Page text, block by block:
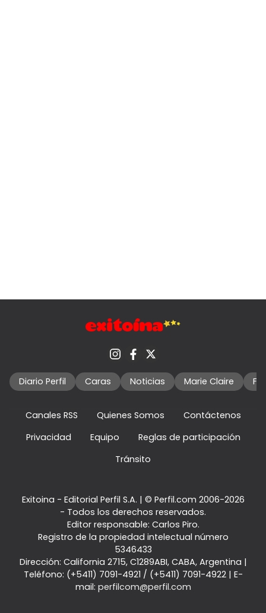
Diario Perfil Caras Noticias Marie Claire
Canales RSS Quienes Somos
Contáctenos
Privacidad
Equipo
Reglas de participación
Tránsito
Exitoina - Editorial Perfil S.A. | © Perfil.com 2006-2026
- Todos los derechos reservados.
Editor responsable: Carlos Piro.
Registro de la propiedad intelectual número
5346433
Dirección: California 2715, C1289ABI, CABA, Argentina |
Teléfono: (+5411) 7091-4921 / (+5411) 7091-4922| E-
mail: perfilcom@perfil.com